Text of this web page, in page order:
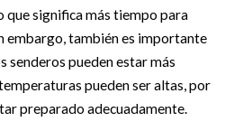
que significa más tiempo para
embargo, también es importante
senderos pueden estar más
pueden ser altas, por
preparado adecuadamente.